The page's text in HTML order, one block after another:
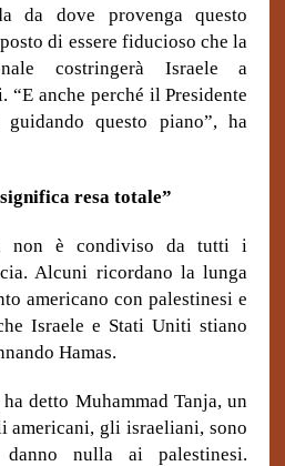
da dove provenga questo
di essere fiducioso che la
costringerà Israele a
“E anche perché il Presidente
questo piano”, ha
resa totale”
non è condiviso da tutti i
Alcuni ricordano la lunga
americano con palestinesi e
Israele e Stati Uniti stiano
Hamas.
detto Muhammad Tanja, un
americani, gli israeliani, sono
nulla ai palestinesi.